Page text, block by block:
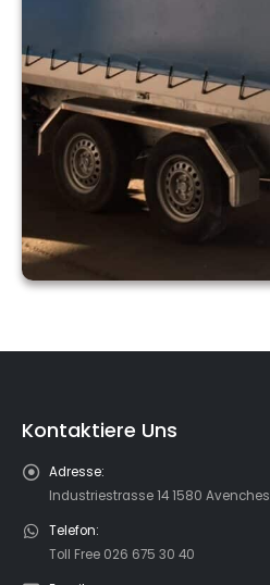
Kontaktiere Uns
Adresse:
Industriestrasse 14 1580 Avenches
Telefon:
Toll Free 026 675 30 40